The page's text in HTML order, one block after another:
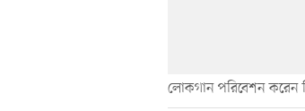
লোকগান পরিবেশন করেন